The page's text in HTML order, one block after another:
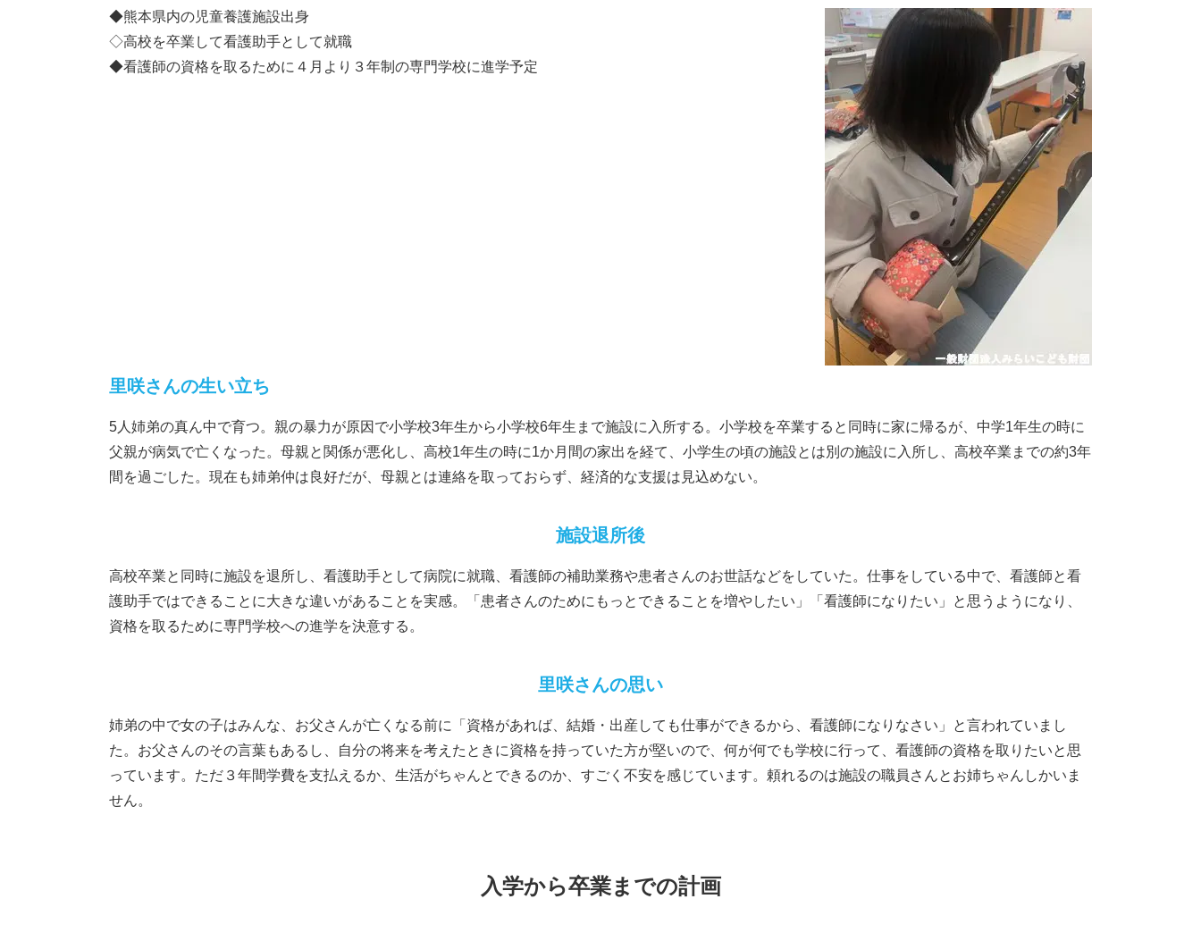
◆熊本県内の児童養護施設出身
◇高校を卒業して看護助手として就職
◆看護師の資格を取るために４月より３年制の専門学校に進学予定
里咲さんの生い立ち
5人姉弟の真ん中で育つ。親の暴力が原因で小学校3年生から小学校6年生まで施設に入所する。小学校を卒業すると同時に家に帰るが、中学1年生の時に
父親が病気で亡くなった。母親と関係が悪化し、高校1年生の時に1か月間の家出を経て、小学生の頃の施設とは別の施設に入所し、高校卒業までの約3年
間を過ごした。現在も姉弟仲は良好だが、母親とは連絡を取っておらず、経済的な支援は見込めない。
施設退所後
高校卒業と同時に施設を退所し、看護助手として病院に就職、看護師の補助業務や患者さんのお世話などをしていた。仕事をしている中で、看護師と看
護助手ではできることに大きな違いがあることを実感。「患者さんのためにもっとできることを増やしたい」「看護師になりたい」と思うようになり、
資格を取るために専門学校への進学を決意する。
里咲さんの思い
姉弟の中で女の子はみんな、お父さんが亡くなる前に「資格があれば、結婚・出産しても仕事ができるから、看護師になりなさい」と言われていまし
た。お父さんのその言葉もあるし、自分の将来を考えたときに資格を持っていた方が堅いので、何が何でも学校に行って、看護師の資格を取りたいと思
っています。ただ３年間学費を支払えるか、生活がちゃんとできるのか、すごく不安を感じています。頼れるのは施設の職員さんとお姉ちゃんしかいま
せん。
入学から卒業までの計画